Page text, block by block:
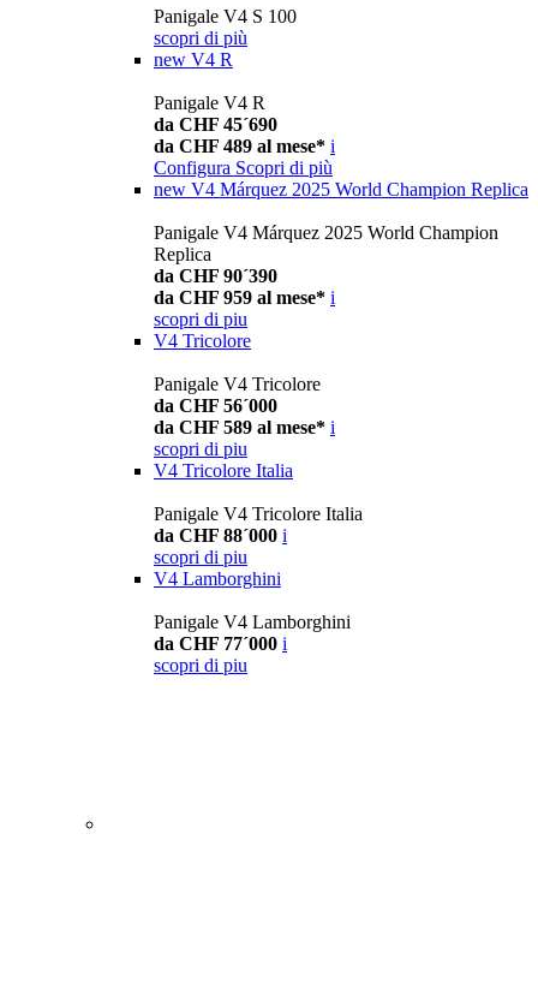
Panigale V4 S 100
scopri di più
new V4 R
Panigale V4 R
da CHF 45´690
da CHF 489 al mese* i
Configura Scopri di più
new V4 Márquez 2025 World Champion Replica
Panigale V4 Márquez 2025 World Champion
Replica
da CHF 90´390
da CHF 959 al mese* i
scopri di piu
V4 Tricolore
Panigale V4 Tricolore
da CHF 56´000
da CHF 589 al mese* i
scopri di piu
V4 Tricolore Italia
Panigale V4 Tricolore Italia
da CHF 88´000 i
scopri di piu
V4 Lamborghini
Panigale V4 Lamborghini
da CHF 77´000 i
scopri di piu